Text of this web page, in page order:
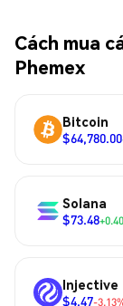
Cách mua
Phemex
Bitcoin
$64,780.00
Solana
$73.48
Injective
$4.47-